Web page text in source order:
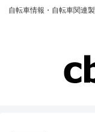
自転車情報・自転車関連